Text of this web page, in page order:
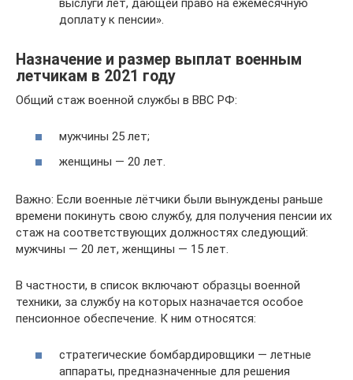
выслуги лет, дающей право на ежемесячную
доплату к пенсии».
Назначение и размер выплат военным
летчикам в 2021 году
Общий стаж военной службы в ВВС РФ:
мужчины 25 лет;
женщины — 20 лет.
Важно: Если военные лётчики были вынуждены раньше
времени покинуть свою службу, для получения пенсии их
стаж на соответствующих должностях следующий:
мужчины — 20 лет, женщины — 15 лет.
В частности, в список включают образцы военной
техники, за службу на которых назначается особое
пенсионное обеспечение. К ним относятся:
стратегические бомбардировщики — летные
аппараты, предназначенные для решения